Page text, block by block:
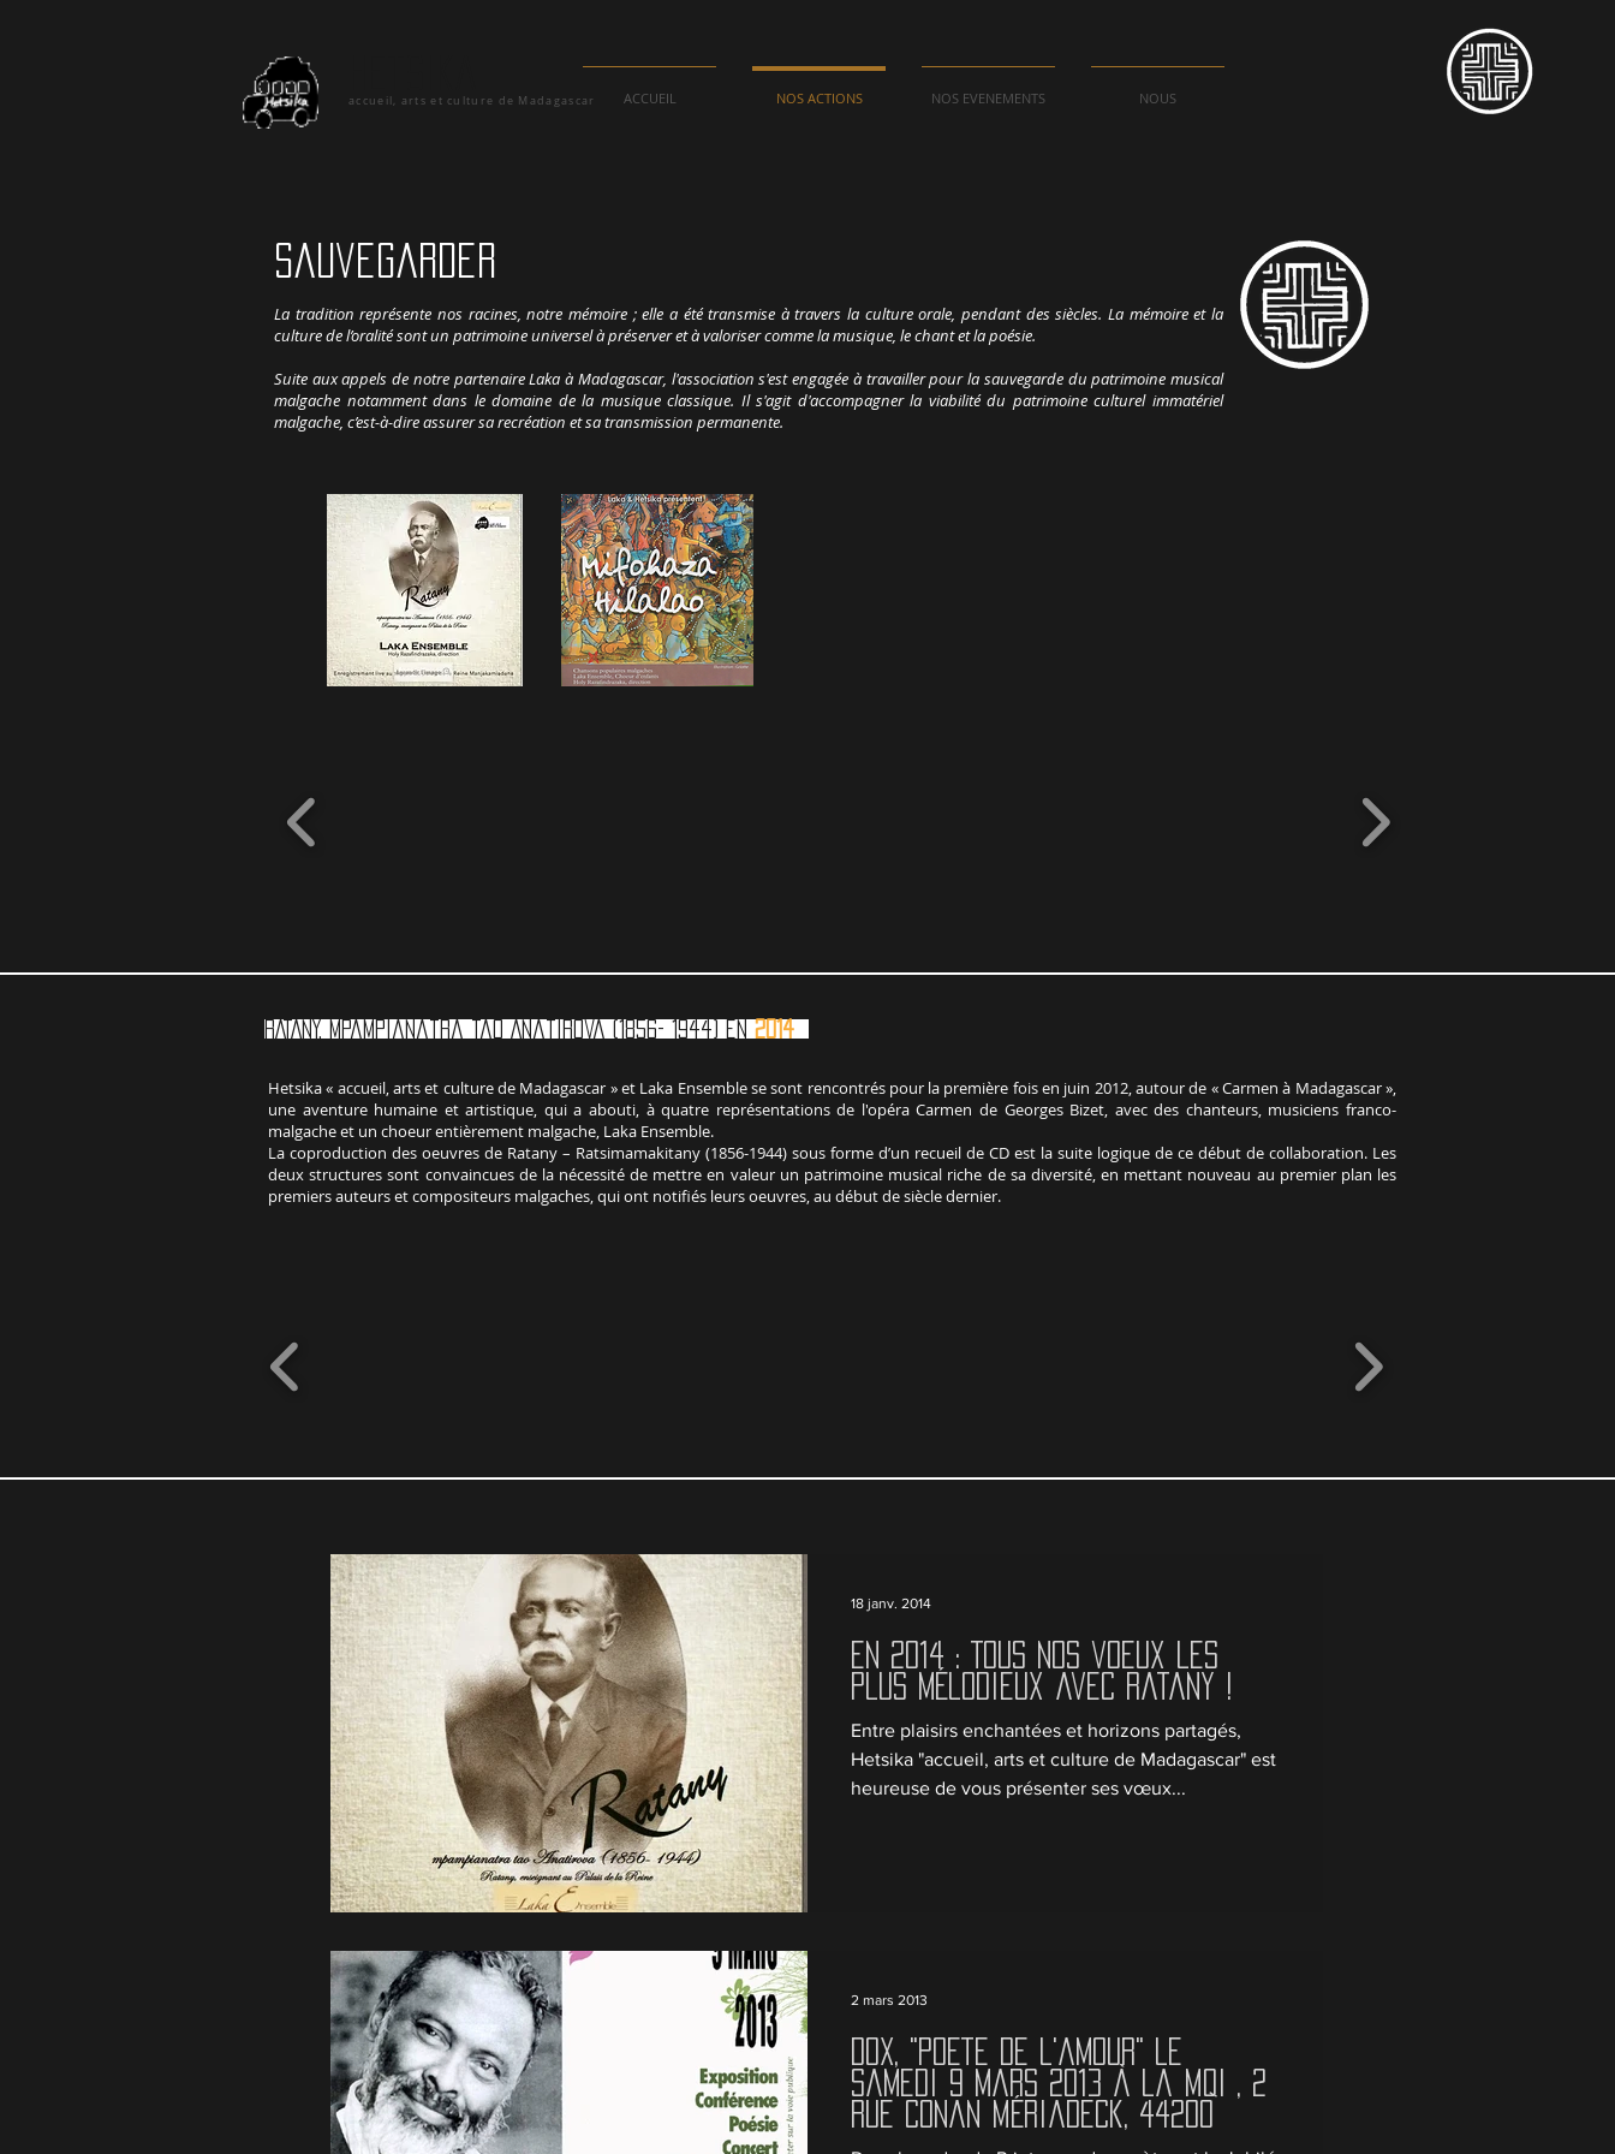
accueil, arts et culture de Madagascar ACCUEIL NOS ACTIONS NOS EVENEMENTS NOUS
sauvegarder
La tradition représente nos racines, notre mémoire ; elle a été transmise à travers la culture orale, pendant des siècles. La mémoire et la
culture de l’oralité sont un patrimoine universel à préserver et à valoriser comme la musique, le chant et la poésie.
Suite aux appels de notre partenaire Laka à Madagascar, l'association s'est engagée à travailler pour la sauvegarde du patrimoine musical
malgache notamment dans le domaine de la musique classique. Il s'agit d'accompagner la viabilité du patrimoine culturel immatériel
malgache, c’est-à-dire assurer sa recréation et sa transmission permanente.
RATANY, mpampianatra tao Anatirova (1856- 1944) en 2014
Hetsika « accueil, arts et culture de Madagascar » et Laka Ensemble se sont rencontrés pour la première fois en juin 2012, autour de « Carmen à Madagascar »,
une aventure humaine et artistique, qui a abouti, à quatre représentations de l'opéra Carmen de Georges Bizet, avec des chanteurs, musiciens franco-
malgache et un choeur entièrement malgache, Laka Ensemble.
La coproduction des oeuvres de Ratany – Ratsimamakitany (1856-1944) sous forme d’un recueil de CD est la suite logique de ce début de collaboration. Les
deux structures sont convaincues de la nécessité de mettre en valeur un patrimoine musical riche de sa diversité, en mettant nouveau au premier plan les
premiers auteurs et compositeurs malgaches, qui ont notifiés leurs oeuvres, au début de siècle dernier.
En 2014 : Tous nos voeux les
plus mélodieux avec Ratany !
Entre plaisirs enchantées et horizons partagés,
Hetsika "accueil, arts et culture de Madagascar" est
heureuse de vous présenter ses vœux...
18 janv. 2014
DOX, "Poète de l'amour" le
Samedi 9 mars 2013 à la MQI , 2
rue Conan Mériadeck, 44200
2 mars 2013